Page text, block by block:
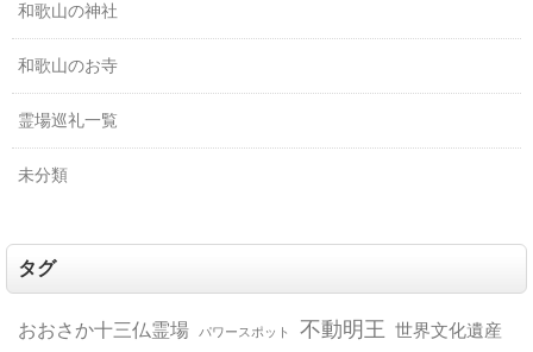
和歌山の神社
和歌山のお寺
霊場巡礼一覧
未分類
タグ
おおさか十三仏霊場 パワースポット 不動明王 世界文化遺産